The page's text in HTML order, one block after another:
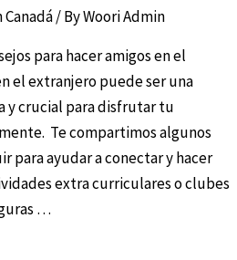
Canadá/ ByWoori Admin
para hacer amigos en el
el extranjero puede ser una
y crucial para disfrutar tu
Te compartimos algunos
para ayudar a conectar y hacer
extra curriculares o clubes
…